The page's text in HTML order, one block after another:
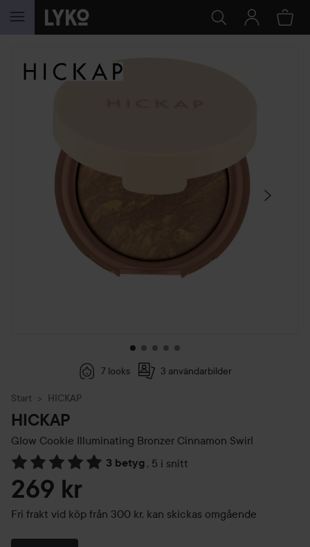
HOPPA TILL INNEHÅLLET
HOPPA ÖVER SEKTIONEN
7 looks 3 användarbilder
Start HICKAP
HICKAP
Glow Cookie Illuminating Bronzer Cinnamon Swirl
3 betyg , 5 i snitt
Hoppa till Betyg & kommentarer
269 kr
Fri frakt vid köp från 300 kr, kan skickas omgående